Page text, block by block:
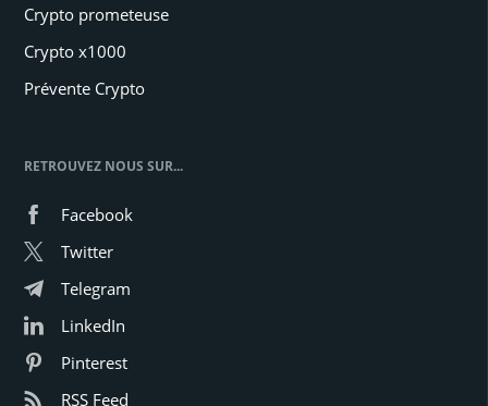
Crypto prometeuse
Crypto x1000
Prévente Crypto
RETROUVEZ NOUS SUR...
Facebook
Twitter
Telegram
LinkedIn
Pinterest
RSS Feed